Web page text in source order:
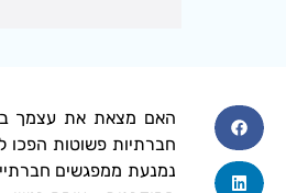
האם מצאת את עצמך
חברתיות פשוטות
נמנעת ממפגשים